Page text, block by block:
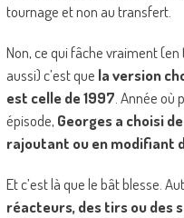
tournage et non au transfert.
Non, ce qui fâche vraiment
aussi) c’est que la version
est celle de 1997 . Année
épisode, Georges a choisi
rajoutant ou en modifiant
Et c’est là que le bât blesse.
réacteurs, des tirs ou des